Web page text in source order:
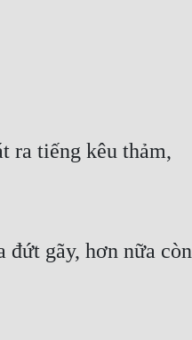
ra tiếng kêu thảm,
đứt gãy, hơn nữa còn